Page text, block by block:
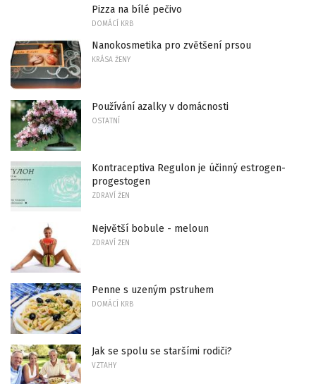
Pizza na bílé pečivo
DOMÁCÍ KRB
Nanokosmetika pro zvětšení prsou
KRÁSA ŽENY
Používání azalky v domácnosti
OSTATNÍ
Kontraceptiva Regulon je účinný estrogen-
progestogen
ZDRAVÍ ŽEN
Největší bobule - meloun
ZDRAVÍ ŽEN
Penne s uzeným pstruhem
DOMÁCÍ KRB
Jak se spolu se staršími rodiči?
VZTAHY